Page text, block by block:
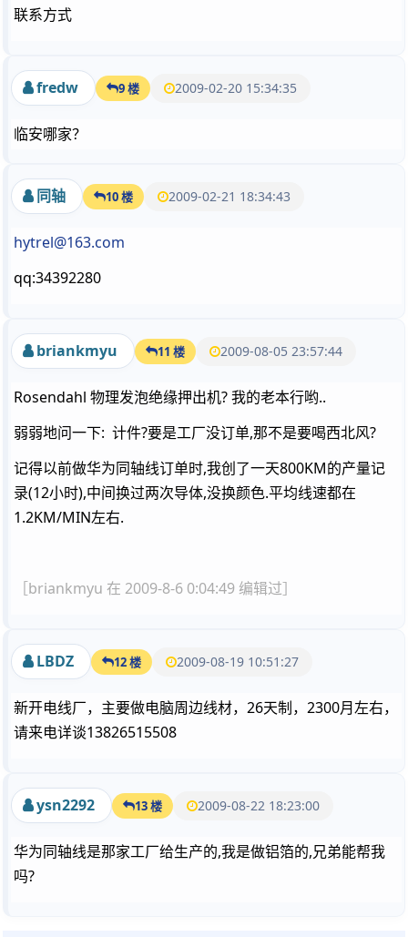
联系方式
fredw 9 楼 2009-02-20 15:34:35
临安哪家？
同轴 10 楼 2009-02-21 18:34:43
hytrel@163.com
qq:34392280
briankmyu 11 楼 2009-08-05 23:57:44
Rosendahl 物理发泡绝缘押出机? 我的老本行哟..
弱弱地问一下: 计件?要是工厂没订单,那不是要喝西北风?
记得以前做华为同轴线订单时,我创了一天800KM的产量记
录(12小时),中间换过两次导体,没换颜色.平均线速都在
1.2KM/MIN左右.
［briankmyu 在 2009-8-6 0:04:49 编辑过］
LBDZ 12 楼 2009-08-19 10:51:27
新开电线厂，主要做电脑周边线材，26天制，2300月左右，
请来电详谈13826515508
ysn2292 13 楼 2009-08-22 18:23:00
华为同轴线是那家工厂给生产的,我是做铝箔的,兄弟能帮我
吗?